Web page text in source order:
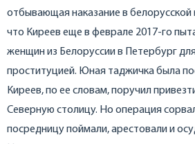
отбывающая наказание в белорусской
что Киреев еще в феврале 2017-го
женщин из Белоруссии в Петербург
проституцией. Юная таджичка была
Киреев, по ее словам, поручил
Северную столицу. Но операция
посредницу поймали, арестовали и